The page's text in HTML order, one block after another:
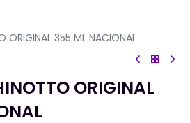
ORIGINAL 355 ML NACIONAL
ORIGINAL